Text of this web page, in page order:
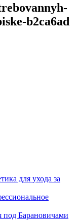
b2ca6ad
для ухода за
под Барановичами